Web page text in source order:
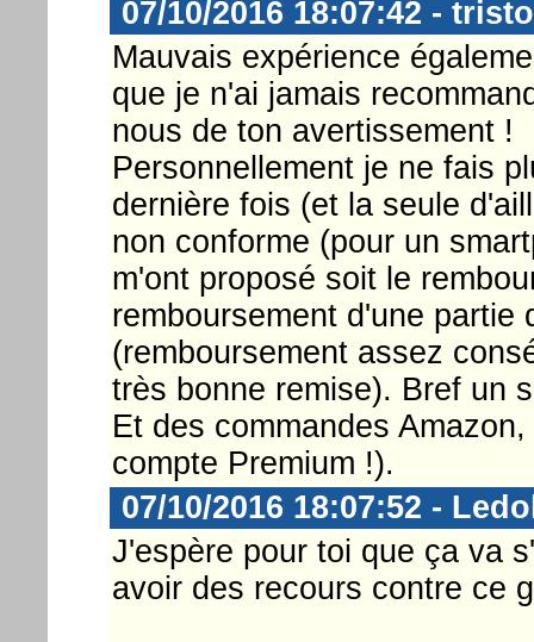
07/10/2016 18:07:42 -
Mauvais expérience
que je n'ai jamais
nous de ton avertissement !
Personnellement je ne fais
dernière fois (et la seule
non conforme (pour un
m'ont proposé soit le
remboursement d'une partie
(remboursement assez
très bonne remise). Bref un
Et des commandes
compte Premium !).
07/10/2016 18:07:52 -
J'espère pour toi que ça va
avoir des recours contre ce